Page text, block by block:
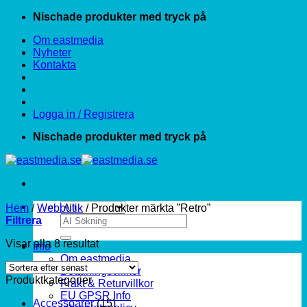
Hoppa
innehåll
Nischade produkter med tryck på
Om eastmedia
Nyheter
Kontakta
Logga in / Registrera
Nischade produkter med tryck på
Sök
efter:
Info
Om eastmedia
Betalningsvillkor
Frakt & Returvillkor
EU GPSR Info
Hem / Webbutik /Produkter märkta ”Retro”
Filtrera
Visar alla 8 resultatSortera
efter
senaste
Produktkategorier
Accessoarer (15)